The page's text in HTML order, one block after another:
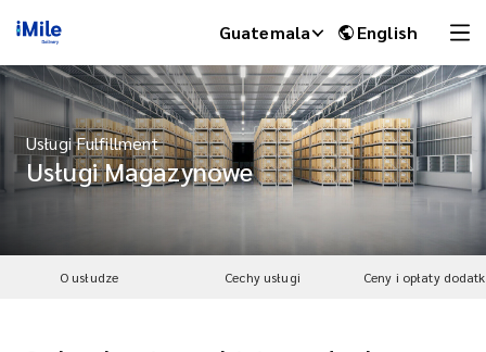
Guatemala English
Usługi Fulfillment
Usługi Magazynowe
O usłudze Cechy usługi Ceny i opłaty